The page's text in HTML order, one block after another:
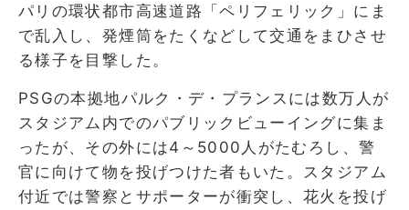
パリの環状都市高速道路「ペリフェリック」にま
で乱入し、発煙筒をたくなどして交通をまひさせ
る様子を目撃した。
PSGの本拠地パルク・デ・プランスには数万人が
スタジアム内でのパブリックビューイングに集ま
ったが、その外には4～5000人がたむろし、警
官に向けて物を投げつけた者もいた。スタジアム
付近では警察とサポーターが衝突し、花火を投げ